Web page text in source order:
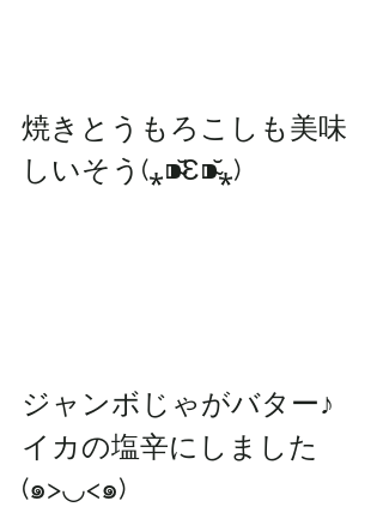
焼きとうもろこしも美味
しいそう(⁎⁍̴̆Ɛ⁍̴̆⁎)
ジャンボじゃがバター♪
イカの塩辛にしました
(๑>◡<๑)